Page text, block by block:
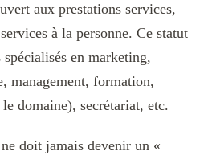
aux prestations services,
à la personne. Ce statut
spécialisés en marketing,
management, formation,
domaine), secrétariat, etc.
doit jamais devenir un «